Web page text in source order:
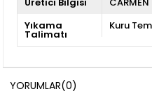
Üretici Bilgisi
CARMEN
Yıkama
Talimatı
Kuru
YORUMLAR(0)